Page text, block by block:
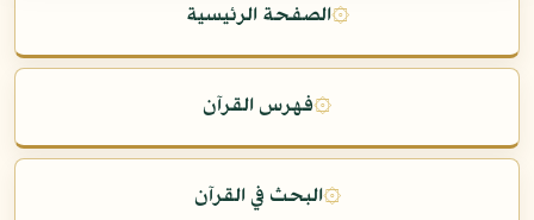
۞الصفحة الرئيسية
۞فهرس القرآن
۞البحث في القرآن